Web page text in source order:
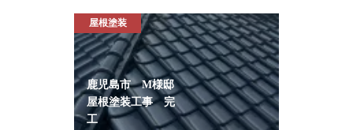
屋根塗装
鹿児島市 M様邸
屋根塗装工事 完
工